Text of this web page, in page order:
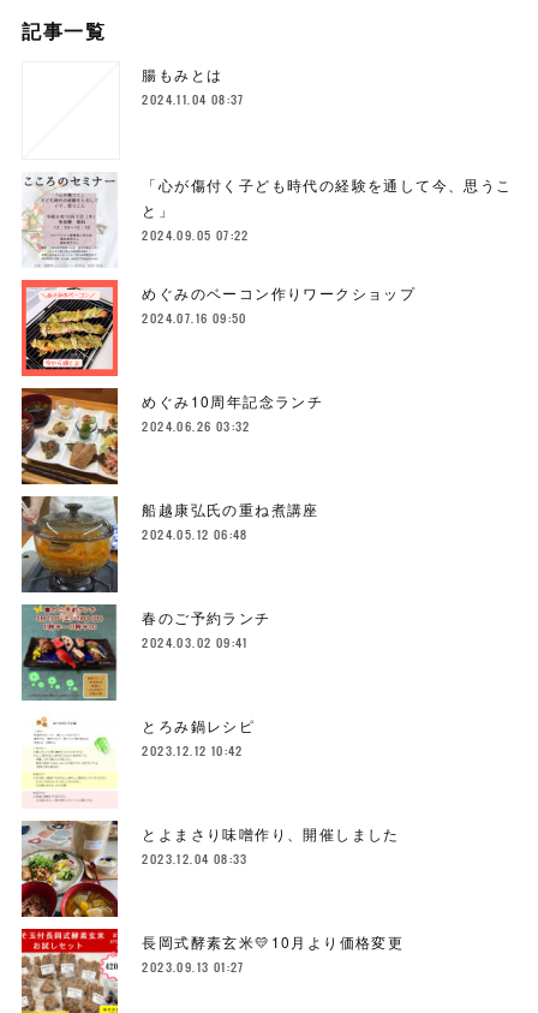
記事一覧
腸もみとは
2024.11.04 08:37
「心が傷付く子ども時代の経験を通して今、思うこ
と」
2024.09.05 07:22
めぐみのベーコン作りワークショップ
2024.07.16 09:50
めぐみ10周年記念ランチ
2024.06.26 03:32
船越康弘氏の重ね煮講座
2024.05.12 06:48
春のご予約ランチ
2024.03.02 09:41
とろみ鍋レシピ
2023.12.12 10:42
とよまさり味噌作り、開催しました
2023.12.04 08:33
長岡式酵素玄米💛10月より価格変更
2023.09.13 01:27